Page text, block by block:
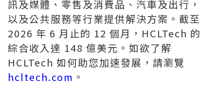
訊及媒體、零售及消費品、汽車及出行，
以及公共服務等行業提供解決方案。截至
2026 年 6 月止的 12 個月，HCLTech 的
綜合收入達 148 億美元。如欲了解
HCLTech 如何助您加速發展，請瀏覽
hcltech.com 。